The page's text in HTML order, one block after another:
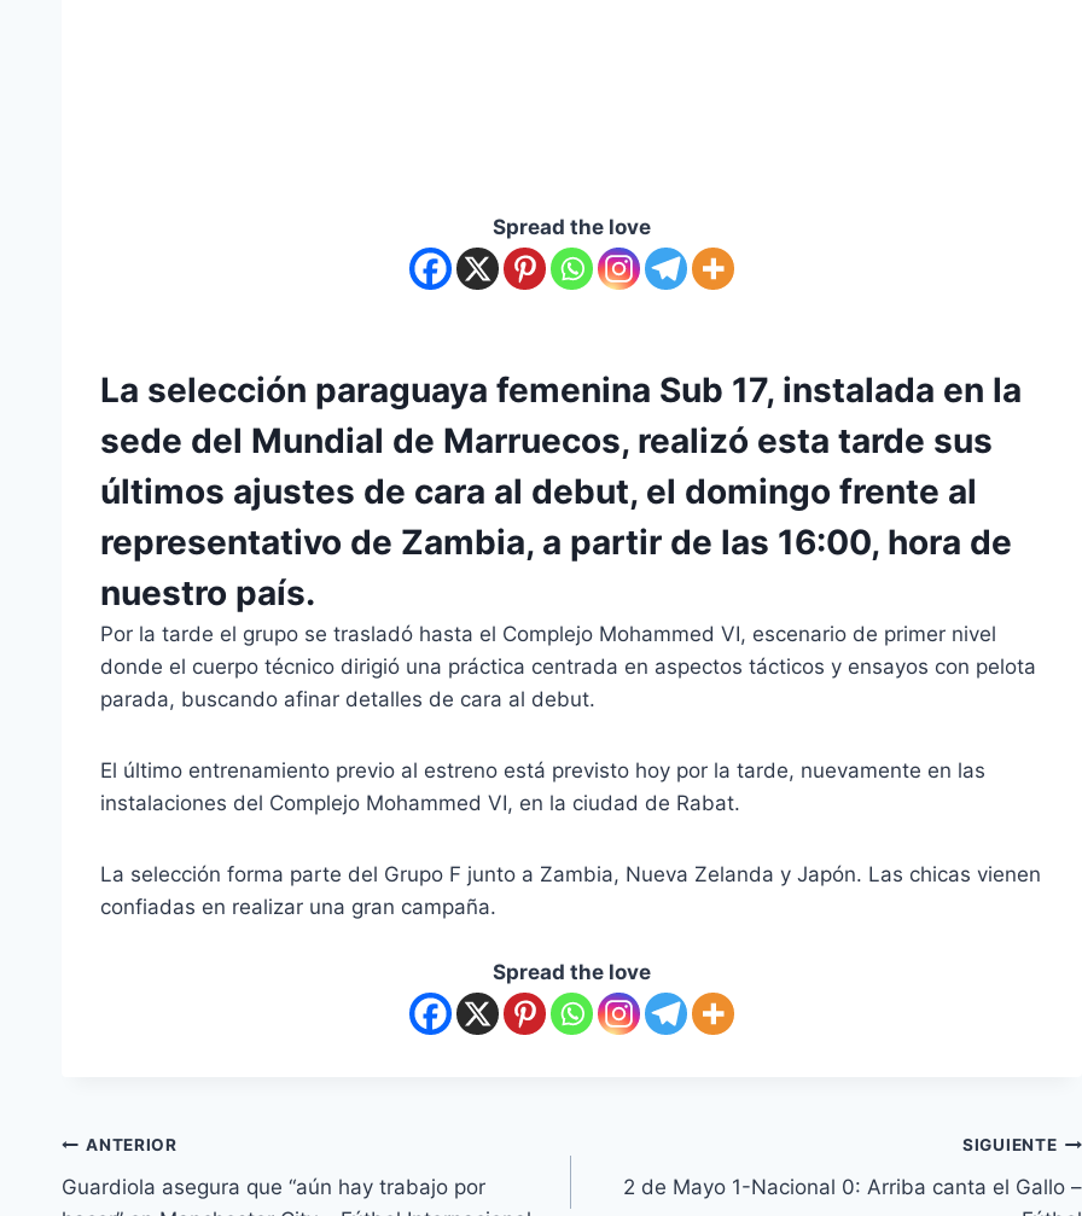
Spread the love
La selección paraguaya femenina Sub 17, instalada en la
sede del Mundial de Marruecos, realizó esta tarde sus
últimos ajustes de cara al debut, el domingo frente al
representativo de Zambia, a partir de las 16:00, hora de
nuestro país.
Por la tarde el grupo se trasladó hasta el Complejo Mohammed VI, escenario de primer nivel
donde el cuerpo técnico dirigió una práctica centrada en aspectos tácticos y ensayos con pelota
parada, buscando afinar detalles de cara al debut.
El último entrenamiento previo al estreno está previsto hoy por la tarde, nuevamente en las
instalaciones del Complejo Mohammed VI, en la ciudad de Rabat.
La selección forma parte del Grupo F junto a Zambia, Nueva Zelanda y Japón. Las chicas vienen
confiadas en realizar una gran campaña.
Spread the love
ANTERIOR
Guardiola asegura que “aún hay trabajo por
SIGUIENTE
2 de Mayo 1-Nacional 0: Arriba canta el Gallo –